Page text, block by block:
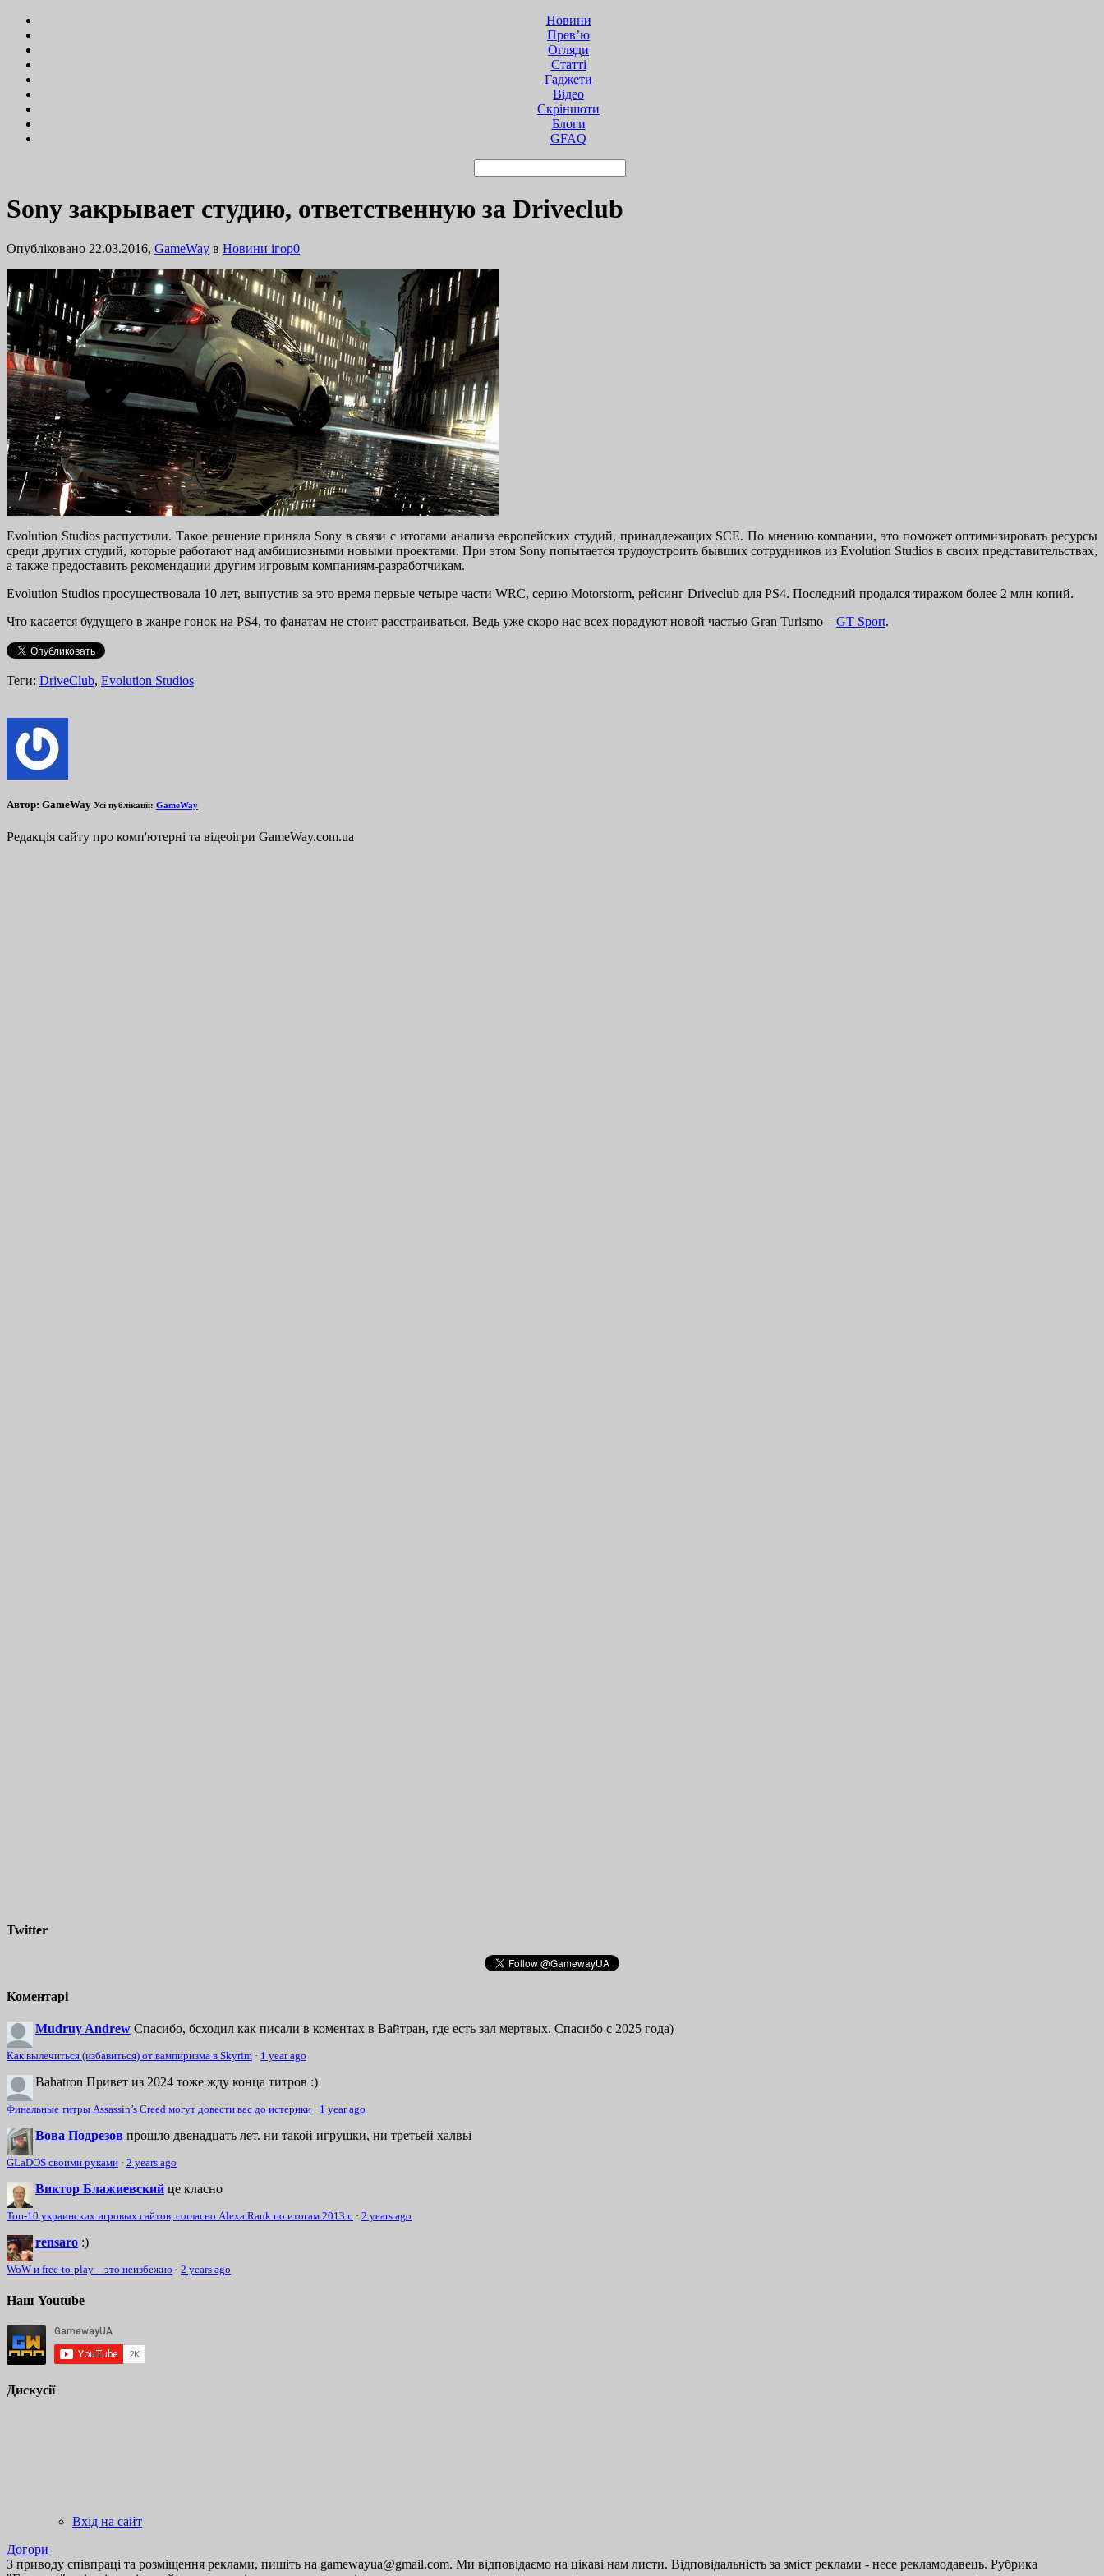
Новини
Прев’ю
Огляди
Статті
Гаджети
Відео
Cкріншоти
Блоги
GFAQ
Sony закрывает студию, ответственную за Driveclub
Опубліковано 22.03.2016, GameWay в Новини ігор0
Evolution Studios распустили. Такое решение приняла Sony в связи с итогами анализа европейских студий, принадлежащих SCE. По мнению компании, это поможет оптимизировать ресурсы
среди других студий, которые работают над амбициозными новыми проектами. При этом Sony попытается трудоустроить бывших сотрудников из Evolution Studios в своих представительствах,
а также предоставить рекомендации другим игровым компаниям-разработчикам.
Evolution Studios просуществовала 10 лет, выпустив за это время первые четыре части WRC, серию Motorstorm, рейсинг Driveclub для PS4. Последний продался тиражом более 2 млн копий.
Что касается будущего в жанре гонок на PS4, то фанатам не стоит расстраиваться. Ведь уже cкоро нас всех порадуют новой частью Gran Turismo – GT Sport.
Теги: DriveClub, Evolution Studios
Автор: GameWay Усі публікації: GameWay
Редакція сайту про комп'ютерні та відеоігри GameWay.com.ua
Twitter
Коментарі
Mudruy Andrew Спасибо, бсходил как писали в коментах в Вайтран, где есть зал мертвых. Спасибо с 2025 года)
Как вылечиться (избавиться) от вампиризма в Skyrim · 1 year ago
Bahatron Привет из 2024 тоже жду конца титров :)
Финальные титры Assassin’s Creed могут довести вас до истерики · 1 year ago
Вова Подрезов прошло двенадцать лет. ни такой игрушки, ни третьей халвьі
GLaDOS своими руками · 2 years ago
Виктор Блажиевский це класно
Топ-10 украинских игровых сайтов, согласно Alexa Rank по итогам 2013 г. · 2 years ago
rensaro :)
WoW и free-to-play – это неизбежно · 2 years ago
Наш Youtube
Дискусії
Вхід на сайт
Догори
З приводу співпраці та розміщення реклами, пишіть на gamewayua@gmail.com. Ми відповідаємо на цікаві нам листи. Відповідальність за зміст реклами - несе рекламодавець. Рубрика